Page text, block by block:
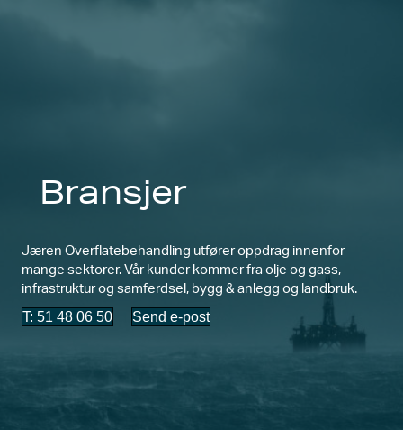
Bransjer
Jæren Overflatebehandling utfører oppdrag innenfor
mange sektorer. Vår kunder kommer fra olje og gass,
infrastruktur og samferdsel, bygg & anlegg og landbruk.
T: 51 48 06 50 Send e-post